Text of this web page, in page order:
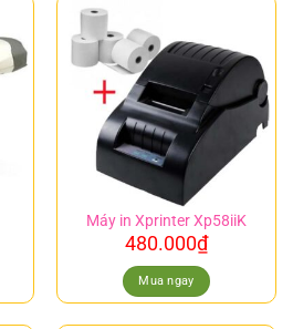
Máy in Xprinter Xp58iiK
480.000₫
Mua ngay